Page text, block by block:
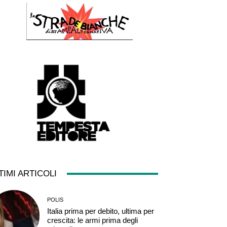
ARTICOLI
POLIS
Italia prima per debito, ultima per
crescita: le armi prima degli